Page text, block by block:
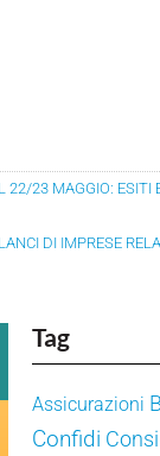
22/23 MAGGIO: ESITI
DI IMPRESE
Tag
Assicurazioni
Confidi